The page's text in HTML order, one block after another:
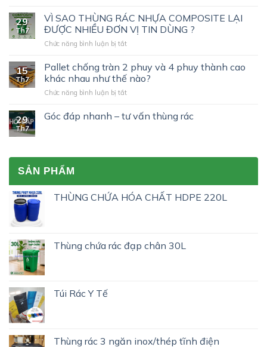
tìm
hiểu
chứng
nhận
trên
phuy
200L
khẩu?
29
Th7
VÌ SAO THÙNG RÁC NHỰA COMPOSITE LẠI
ĐƯỢC NHIỀU ĐƠN VỊ TIN DÙNG ?
Chức năng bình luận bị tắtở
SAO
THÙNG
RÁC
NHỰA
LẠI
?
15
Th7
Pallet chống tràn 2 phuy và 4 phuy thành cao
khác nhau như thế nào?
Chức năng bình luận bị tắtở
chống
tràn
cao
khác
nào?
29
Th7
Góc đáp nhanh – tư vấn thùng rác
SẢN PHẨM
THÙNG CHỨA HÓA CHẤT HDPE 220L
Thùng chứa rác đạp chân 30L
Túi Rác Y Tế
Thùng rác 3 ngăn inox/thép tĩnh điện